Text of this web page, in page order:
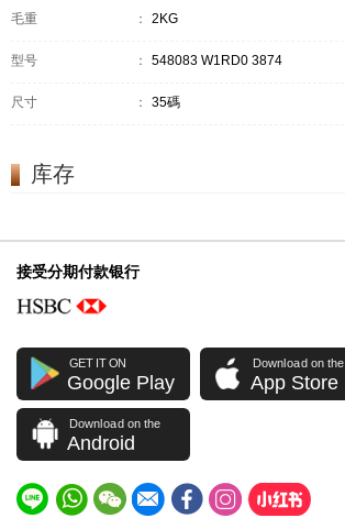
毛重 ： 2KG
型号 ： 548083 W1RD0 3874
尺寸 ： 35碼
库存
接受分期付款银行
GET IT ON
Google Play
Download on the
App Store
Download on the
Android